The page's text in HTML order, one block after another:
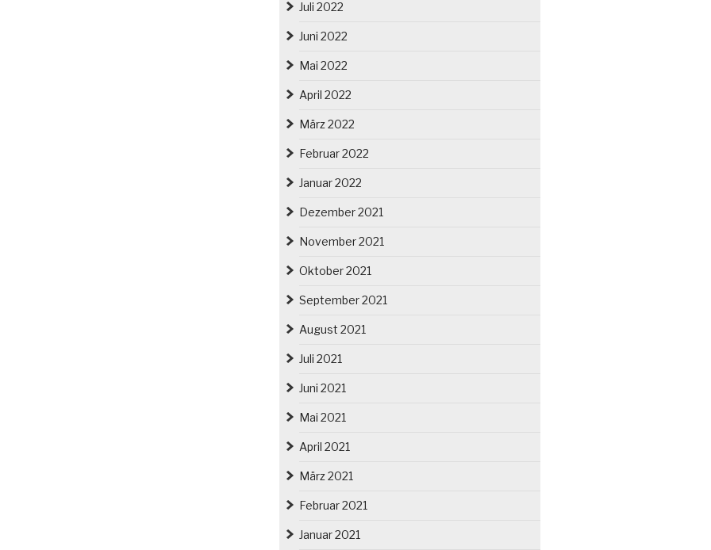
Juli 2022
Juni 2022
Mai 2022
April 2022
März 2022
Februar 2022
Januar 2022
Dezember 2021
November 2021
Oktober 2021
September 2021
August 2021
Juli 2021
Juni 2021
Mai 2021
April 2021
März 2021
Februar 2021
Januar 2021